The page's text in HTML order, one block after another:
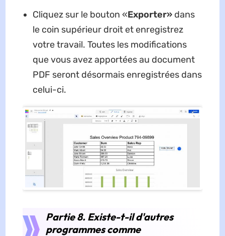
Cliquez sur le bouton «Exporter»dans
le coin supérieur droit et enregistrez
votre travail. Toutes les modifications
que vous avez apportées au document
PDF seront désormais enregistrées dans
celui-ci.
Partie 8. Existe-t-il d'autres
programmes comme